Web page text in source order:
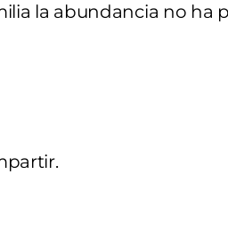
la abundancia no ha